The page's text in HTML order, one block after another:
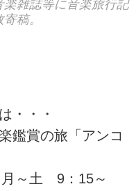
楽雑誌等に音楽旅行記
稿。
・・・
鑑賞の旅「アンコ
～土 9：15～